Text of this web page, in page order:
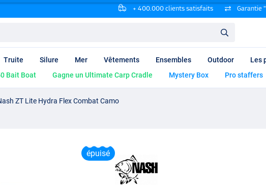
+ 400.000 clients satisfaits Garantie
Truite Silure Mer Vêtements Ensembles Outdoor Les
Bait Boat Gagne un Ultimate Carp Cradle Mystery Box Pro staffers
ZT Lite Hydra Flex Combat Camo
épuisé